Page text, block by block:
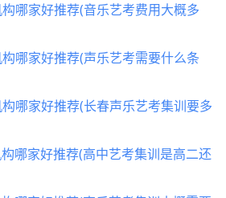
哪家好推荐(音乐艺考费用大概多
哪家好推荐(声乐艺考需要什么条
哪家好推荐(长春声乐艺考集训要多
哪家好推荐(高中艺考集训是高二还